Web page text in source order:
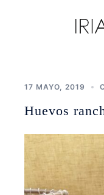
17 MAYO, 2019
Huevos